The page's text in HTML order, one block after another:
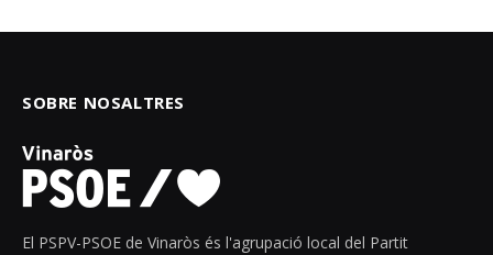
SOBRE NOSALTRES
El PSPV-PSOE de Vinaròs és l'agrupació local del Partit